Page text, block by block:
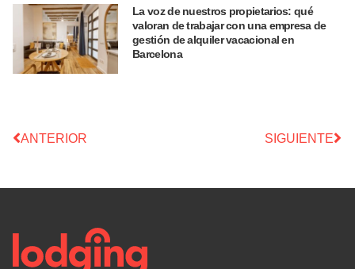
La voz de nuestros propietarios: qué
valoran de trabajar con una empresa de
gestión de alquiler vacacional en
Barcelona
ANTERIOR SIGUIENTE